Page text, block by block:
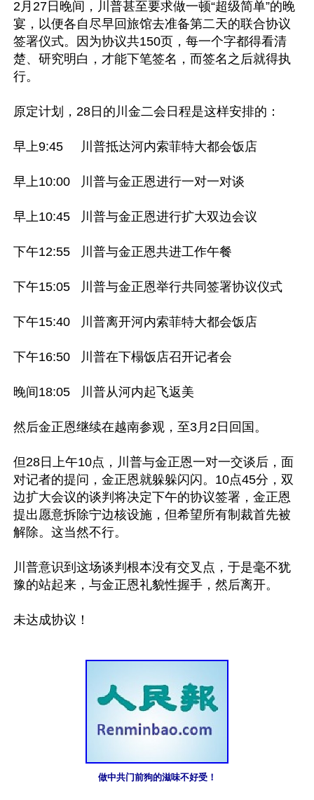
2月27日晚间，川普甚至要求做一顿“超级简单”的晚
宴，以便各自尽早回旅馆去准备第二天的联合协议
签署仪式。因为协议共150页，每一个字都得看清
楚、研究明白，才能下笔签名，而签名之后就得执
行。
原定计划，28日的川金二会日程是这样安排的：
早上9:45     川普抵达河内索菲特大都会饭店
早上10:00   川普与金正恩进行一对一对谈
早上10:45   川普与金正恩进行扩大双边会议
下午12:55   川普与金正恩共进工作午餐
下午15:05   川普与金正恩举行共同签署协议仪式
下午15:40   川普离开河内索菲特大都会饭店
下午16:50   川普在下榻饭店召开记者会
晚间18:05   川普从河内起飞返美
然后金正恩继续在越南参观，至3月2日回国。
但28日上午10点，川普与金正恩一对一交谈后，面
对记者的提问，金正恩就躲躲闪闪。10点45分，双
边扩大会议的谈判将决定下午的协议签署，金正恩
提出愿意拆除宁边核设施，但希望所有制裁首先被
解除。这当然不行。
川普意识到这场谈判根本没有交叉点，于是毫不犹
豫的站起来，与金正恩礼貌性握手，然后离开。
未达成协议！
做中共门前狗的滋味不好受！